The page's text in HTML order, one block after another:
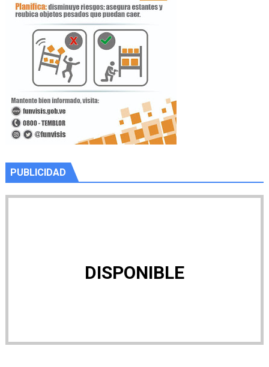
PUBLICIDAD
DISPONIBLE